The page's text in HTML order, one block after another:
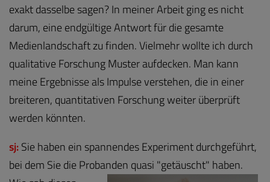
exakt dasselbe sagen? In meiner Arbeit ging es nicht
darum, eine endgültige Antwort für die gesamte
Medienlandschaft zu finden. Vielmehr wollte ich durch
qualitative Forschung Muster aufdecken. Man kann
meine Ergebnisse als Impulse verstehen, die in einer
breiteren, quantitativen Forschung weiter überprüft
werden könnten.
sj:Sie haben ein spannendes Experiment durchgeführt,
bei dem Sie die Probanden quasi "getäuscht" haben.